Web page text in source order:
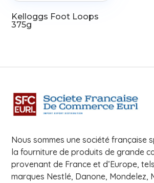
Kelloggs Foot Loops
375g
Nous sommes une société française
la fourniture de produits de grande
provenant de France et d’Europe,
marques Nestlé, Danone, Mondelez,